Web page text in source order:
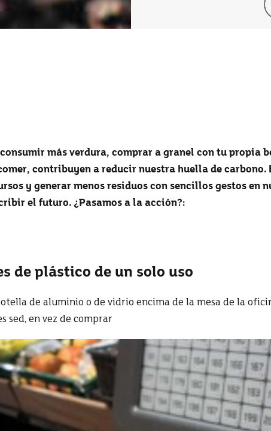
más verdura, comprar a granel con tu propia
contribuyen a reducir nuestra huella de carbono.
y generar menos residuos con sencillos gestos en
el futuro. ¿Pasamos a la acción?:
de plástico de un solo uso
de aluminio o de vidrio encima de la mesa de la
sed, en vez de comprar